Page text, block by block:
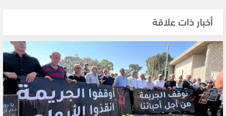
أخبار ذات علاقة